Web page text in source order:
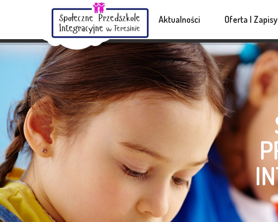
Serdecznie zapraszamy na nasz
Aktualności Oferta I Zapisy